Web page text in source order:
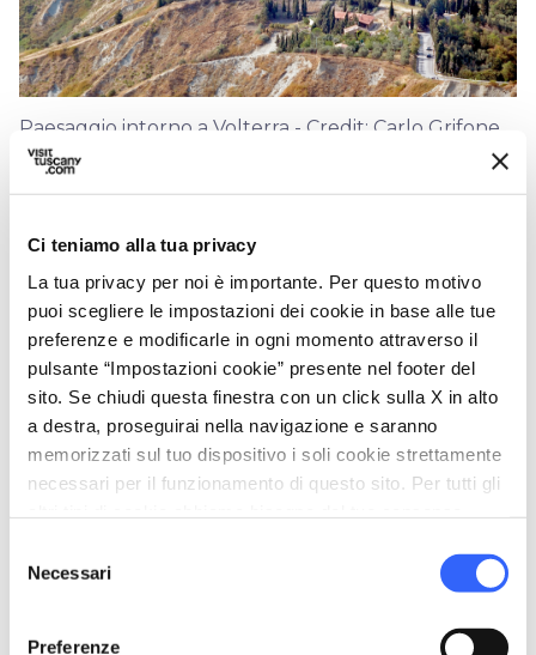
Ci teniamo alla tua privacy
La tua privacy per noi è importante. Per questo motivo
puoi scegliere le impostazioni dei cookie in base alle tue
preferenze e modificarle in ogni momento attraverso il
pulsante “Impostazioni cookie” presente nel footer del
sito. Se chiudi questa finestra con un click sulla X in alto
a destra, proseguirai nella navigazione e saranno
memorizzati sul tuo dispositivo i soli cookie strettamente
necessari per il funzionamento di questo sito. Per tutti gli
delNecessari
Preferenze
Paesaggio intorno a Volterra - Credit: Carlo Grifone
borgo edificato su una collina: con la sua
doppia cinta muraria, quella etrusca e quella
duecentesca, è una città dall’aspetto
medievale dove è ancora possibile vivere
l’atmosfera di una volta.
Le porte antiche, l’acropolietrusca, ilteatro
romanoe i palazzi medievali con letorri
merlate sono solo alcune delle attrazioni
Valdicecina
caratterizzato da una natura aspra ma fertile.
Per chi ama camminare, da Volterra si può